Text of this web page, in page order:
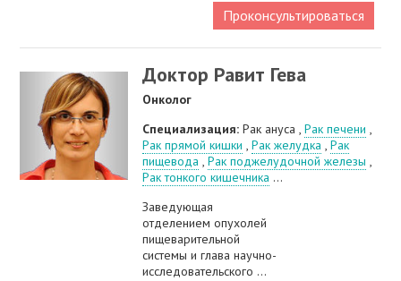
Проконсультироваться
Доктор Равит Гева
Онколог
Специализация:Рак ануса ,Рак печени ,
Рак прямой кишки ,Рак желудка ,Рак
пищевода ,Рак поджелудочной железы ,
Рак тонкого кишечника ...
Заведующая
отделением опухолей
пищеварительной
системы и глава научно-
исследовательского ...